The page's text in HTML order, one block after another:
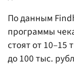
По данным
программы
стоят от
до 100 тыс.